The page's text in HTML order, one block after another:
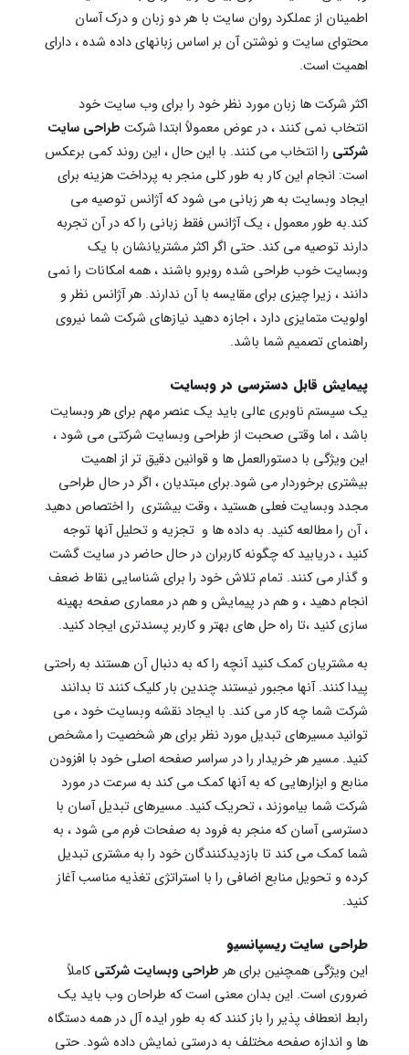
اطمینان از عملکرد روان سایت با هر دو زبان و درک آسان
محتوای سایت و نوشتن آن بر اساس زبانهای داده شده ، دارای
اهمیت است.
اکثر شرکت ها زبان مورد نظر خود را برای وب سایت خود
انتخاب نمی کنند ، در عوض معمولاً ابتدا شرکت طراحی سایت
شرکتی را انتخاب می کنند. با این حال ، این روند کمی برعکس
است: انجام این کار به طور کلی منجر به پرداخت هزینه برای
ایجاد وبسایت به هر زبانی می شود که آژانس توصیه می
کند.به طور معمول ، یک آژانس فقط زبانی را که در آن تجربه
دارند توصیه می کند. حتی اگر اکثر مشتریانشان با یک
وبسایت خوب طراحی شده روبرو باشند ، همه امکانات را نمی
دانند ، زیرا چیزی برای مقایسه با آن ندارند. هر آژانس نظر و
اولویت متمایزی دارد ، اجازه دهید نیازهای شرکت شما نیروی
راهنمای تصمیم شما باشد.
پیمایش قابل دسترسی در وبسایت
یک سیستم ناوبری عالی باید یک عنصر مهم برای هر وبسایت
باشد ، اما وقتی صحبت از طراحی وبسایت شرکتی می شود ،
این ویژگی با دستورالعمل ها و قوانین دقیق تر از اهمیت
بیشتری برخوردار می شود.برای مبتدیان ، اگر در حال طراحی
مجدد وبسایت فعلی هستید ، وقت بیشتری را اختصاص دهید
، آن را مطالعه کنید. به داده ها و تجزیه و تحلیل آنها توجه
کنید ، دریابید که چگونه کاربران در حال حاضر در سایت گشت
و گذار می کنند. تمام تلاش خود را برای شناسایی نقاط ضعف
انجام دهید ، و هم در پیمایش و هم در معماری صفحه بهینه
سازی کنید ،تا راه حل های بهتر و کاربر پسندتری ایجاد کنید.
به مشتریان کمک کنید آنچه را که به دنبال آن هستند به راحتی
پیدا کنند. آنها مجبور نیستند چندین بار کلیک کنند تا بدانند
شرکت شما چه کار می کند. با ایجاد نقشه وبسایت خود ، می
توانید مسیرهای تبدیل مورد نظر برای هر شخصیت را مشخص
کنید. مسیر هر خریدار را در سراسر صفحه اصلی خود با افزودن
منابع و ابزارهایی که به آنها کمک می کند به سرعت در مورد
شرکت شما بیاموزند ، تحریک کنید. مسیرهای تبدیل آسان با
دسترسی آسان که منجر به فرود به صفحات فرم می شود ، به
شما کمک می کند تا بازدیدکنندگان خود را به مشتری تبدیل
کرده و تحویل منابع اضافی را با استراتژی تغذیه مناسب آغاز
کنید.
طراحی سایت ریسپانسیو
این ویژگی همچنین برای هر طراحی وبسایت شرکتیکاملاً
ضروری است. این بدان معنی است که طراحان وب باید یک
رابط انعطاف پذیر را باز کنند که به طور ایده آل در همه دستگاه
ها و اندازه صفحه مختلف به درستی نمایش داده شود. حتی